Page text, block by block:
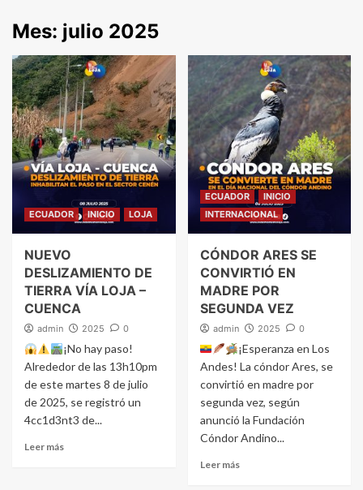
Mes: julio 2025
ECUADOR INICIO LOJA
NUEVO
DESLIZAMIENTO DE
TIERRA VÍA LOJA –
CUENCA
admin 2025 0
¡No hay paso!
Alrededor de las 13h10pm
de este martes 8 de julio
de 2025, se registró un
4cc1d3nt3 de...
Leer más
ECUADOR
INICIO
INTERNACIONAL
CÓNDOR ARES SE
CONVIRTIÓ EN
MADRE POR
SEGUNDA VEZ
admin 2025 0
¡Esperanza en Los
Andes! La cóndor Ares, se
convirtió en madre por
segunda vez, según
anunció la Fundación
Cóndor Andino...
Leer más